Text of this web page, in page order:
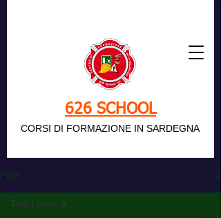
626 SCHOOL
CORSI DI FORMAZIONE IN SARDEGNA
Post
Tutti i post